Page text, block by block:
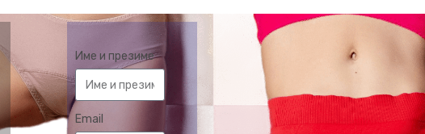
Име и презиме
Email